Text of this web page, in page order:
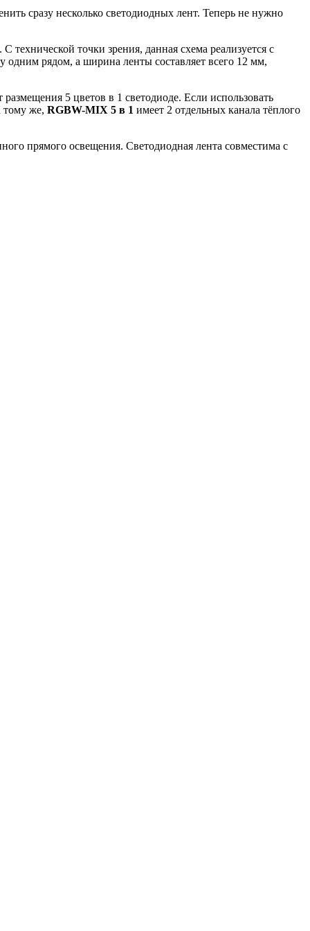
сразу несколько светодиодных лент. Теперь не нужно
точки зрения, данная схема реализуется с
рядом, а ширина ленты составляет всего 12 мм,
5 цветов в 1 светодиоде. Если использовать
тому же, RGBW-MIX 5 в 1 имеет 2 отдельных канала тёплого
прямого освещения. Светодиодная лента совместима с